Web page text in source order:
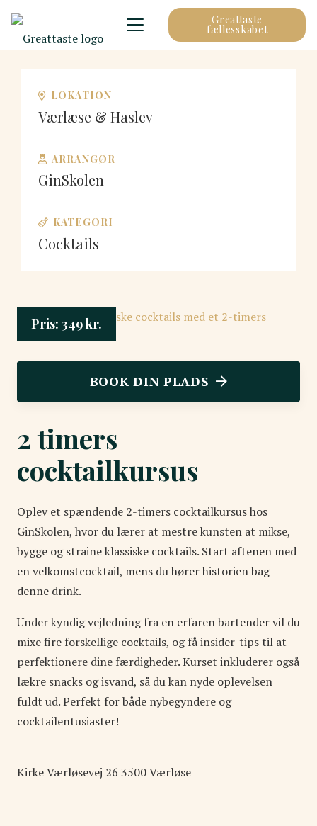
Greattaste
fællesskabet
LOKATION
Værlæse & Haslev
ARRANGØR
GinSkolen
KATEGORI
Cocktails
Pris: 349kr.
BOOK DIN PLADS
2 timers
cocktailkursus
Oplev et spændende 2-timers cocktailkursus hos
GinSkolen, hvor du lærer at mestre kunsten at mikse,
bygge og straine klassiske cocktails. Start aftenen med
en velkomstcocktail, mens du hører historien bag
denne drink.
Under kyndig vejledning fra en erfaren bartender vil du
mixe fire forskellige cocktails, og få insider-tips til at
perfektionere dine færdigheder. Kurset inkluderer også
lækre snacks og isvand, så du kan nyde oplevelsen
fuldt ud. Perfekt for både nybegyndere og
cocktailentusiaster!
Kirke Værløsevej 26 3500Værløse